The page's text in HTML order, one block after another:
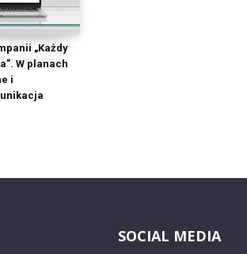
„Każdy
W planach
i
SOCIAL MEDIA